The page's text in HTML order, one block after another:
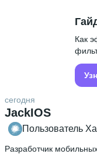
Как
JackIOS
сегодня
Пользователь
Разработчик